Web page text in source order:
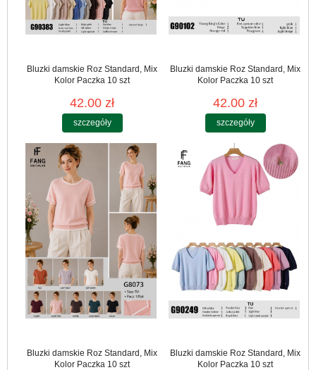
Bluzki damskie Roz Standard, Mix
Kolor Paczka 10 szt
42.00 zł
szczegóły
Bluzki damskie Roz Standard, Mix
Kolor Paczka 10 szt
42.00 zł
szczegóły
Bluzki damskie Roz Standard, Mix
Kolor Paczka 10 szt
Bluzki damskie Roz Standard, Mix
Kolor Paczka 10 szt